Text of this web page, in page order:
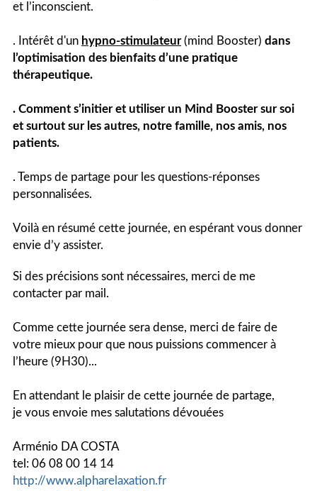
et l’inconscient.
. Intérêt d'un hypno-stimulateur(mind Booster) dans
l’optimisation des bienfaits d’une pratique
thérapeutique.
. Comment s’initier et utiliser un Mind Booster sur soi
et surtout sur les autres, notre famille, nos amis, nos
patients.
. Temps de partage pour les questions-réponses
personnalisées.
Voilà en résumé cette journée, en espérant vous donner
envie d’y assister.
Si des précisions sont nécessaires, merci de me
contacter par mail.
Comme cette journée sera dense, merci de faire de
votre mieux pour que nous puissions commencer à
l’heure (9H30)...
En attendant le plaisir de cette journée de partage,
je vous envoie mes salutations dévouées
Arménio DA COSTA
tel: 06 08 00 14 14
http://www.alpharelaxation.fr